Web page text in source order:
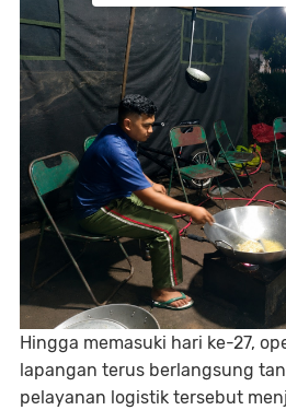
Hingga memasuki hari ke-27,
lapangan terus berlangsung
pelayanan logistik tersebut